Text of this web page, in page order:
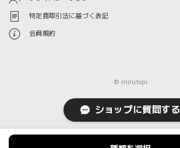
特定商取引法に基づく表記
会員規約
© mirutopi
ショップに質問する